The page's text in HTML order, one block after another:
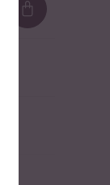
Loading...